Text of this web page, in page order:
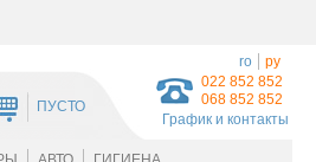
022 852 852
068 852 852
График и контакты
ПУСТО
ro ру